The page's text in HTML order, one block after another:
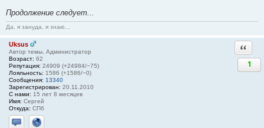
Продолжение следует...
Да, я зануда, я знаю...
Uksus
Автор темы, Администратор
Возраст: 62
Репутация: 24909 (+24984/−75)
Лояльность: 1586 (+1586/−0)
Сообщения: 13340
Зарегистрирован: 20.11.2010
С нами: 15 лет 8 месяцев
Имя: Сергей
Откуда: СПб
1